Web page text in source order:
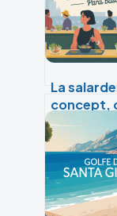
La
concept,
bastille